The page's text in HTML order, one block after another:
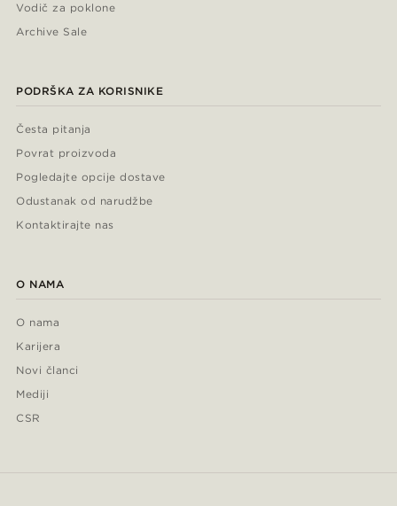
Vodič za poklone
Archive Sale
PODRŠKA ZA KORISNIKE
Česta pitanja
Povrat proizvoda
Pogledajte opcije dostave
Odustanak od narudžbe
Kontaktirajte nas
O NAMA
O nama
Karijera
Novi članci
Mediji
CSR